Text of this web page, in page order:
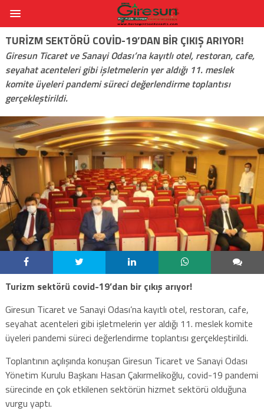
TURIZM SEKTÖRÜ COVID-19’DAN BIR ÇIKIŞ ARIYOR!
Giresun Ticaret ve Sanayi Odası’na kayıtlı otel, restoran, cafe,
seyahat acenteleri gibi işletmelerin yer aldığı 11. meslek
komite üyeleri pandemi süreci değerlendirme toplantısı
gerçekleştirildi.
Turizm sektörü covid-19’dan bir çıkış arıyor!
Giresun Ticaret ve Sanayi Odası’na kayıtlı otel, restoran, cafe,
seyahat acenteleri gibi işletmelerin yer aldığı 11. meslek komite
üyeleri pandemi süreci değerlendirme toplantısı gerçekleştirildi.
Toplantının açılışında konuşan Giresun Ticaret ve Sanayi Odası
Yönetim Kurulu Başkanı Hasan Çakırmelikoğlu, covid-19 pandemi
sürecinde en çok etkilenen sektörün hizmet sektörü olduğuna
vurgu yaptı.